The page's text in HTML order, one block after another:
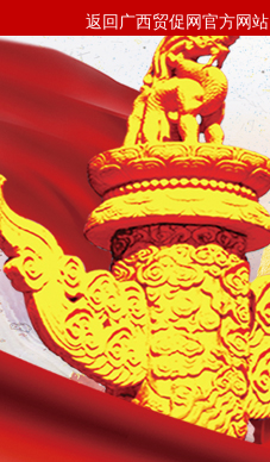
返回广西贸促网官方网站